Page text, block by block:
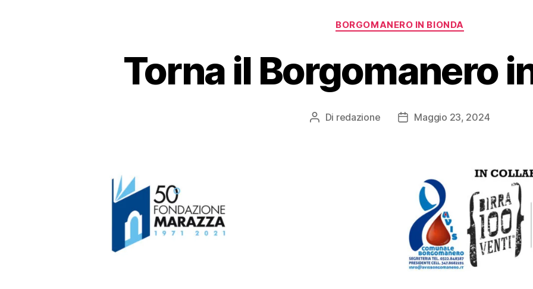
Categorie
BORGOMANERO IN BIONDA
Torna il Borgomanero
Autore
Di redazione
DataMaggio 23, 2024